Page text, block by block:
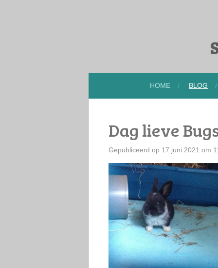
HOME BLOG
Dag lieve
Gepubliceerd op 17 juni 2021 om